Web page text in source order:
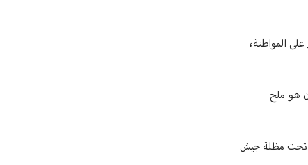
المواطنة،
هو ملح
تحت مظلة جيش